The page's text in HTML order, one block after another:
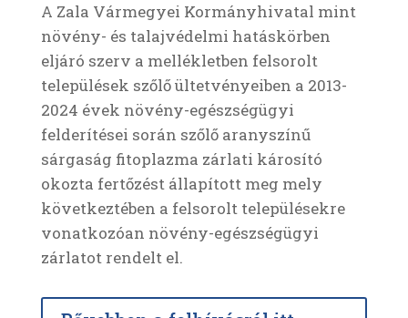
A Zala Vármegyei Kormányhivatal mint
növény- és talajvédelmi hatáskörben
eljáró szerv a mellékletben felsorolt
települések szőlő ültetvényeiben a 2013-
2024 évek növény-egészségügyi
felderítései során szőlő aranyszínű
sárgaság fitoplazma zárlati károsító
okozta fertőzést állapított meg mely
következtében a felsorolt településekre
vonatkozóan növény-egészségügyi
zárlatot rendelt el.